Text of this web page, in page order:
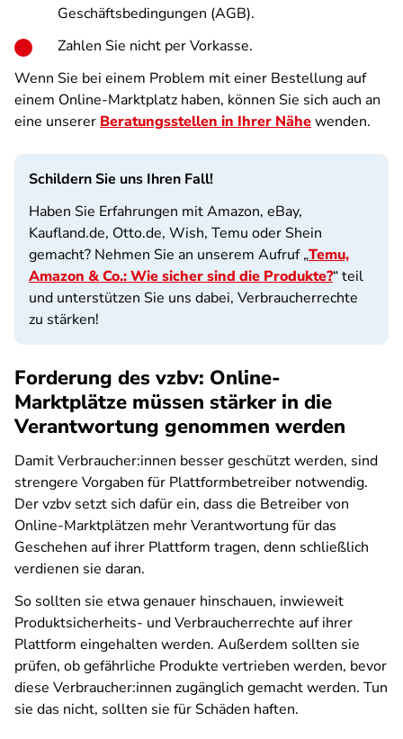
Geschäftsbedingungen (AGB).
Zahlen Sie nicht per Vorkasse.
Wenn Sie bei einem Problem mit einer Bestellung auf
einem Online-Marktplatz haben, können Sie sich auch an
eine unserer Beratungsstellen in Ihrer Nähewenden.
Schildern Sie uns Ihren Fall!
Haben Sie Erfahrungen mit Amazon, eBay,
Kaufland.de, Otto.de, Wish, Temu oder Shein
gemacht? Nehmen Sie an unserem Aufruf „Temu,
Amazon & Co.: Wie sicher sind die Produkte?“ teil
und unterstützen Sie uns dabei, Verbraucherrechte
zu stärken!
Forderung des vzbv: Online-
Marktplätze müssen stärker in die
Verantwortung genommen werden
Damit Verbraucher:innen besser geschützt werden, sind
strengere Vorgaben für Plattformbetreiber notwendig.
Der vzbv setzt sich dafür ein, dass die Betreiber von
Online-Marktplätzen mehr Verantwortung für das
Geschehen auf ihrer Plattform tragen, denn schließlich
verdienen sie daran.
So sollten sie etwa genauer hinschauen, inwieweit
Produktsicherheits- und Verbraucherrechte auf ihrer
Plattform eingehalten werden. Außerdem sollten sie
prüfen, ob gefährliche Produkte vertrieben werden, bevor
diese Verbraucher:innen zugänglich gemacht werden. Tun
sie das nicht, sollten sie für Schäden haften.